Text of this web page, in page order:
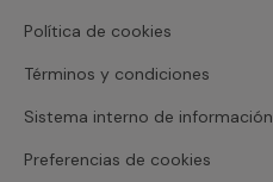
Política de cookies
Términos y condiciones
Sistema interno de información
Preferencias de cookies